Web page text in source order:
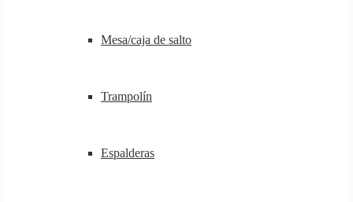
Mesa/caja de salto
Trampolín
Espalderas